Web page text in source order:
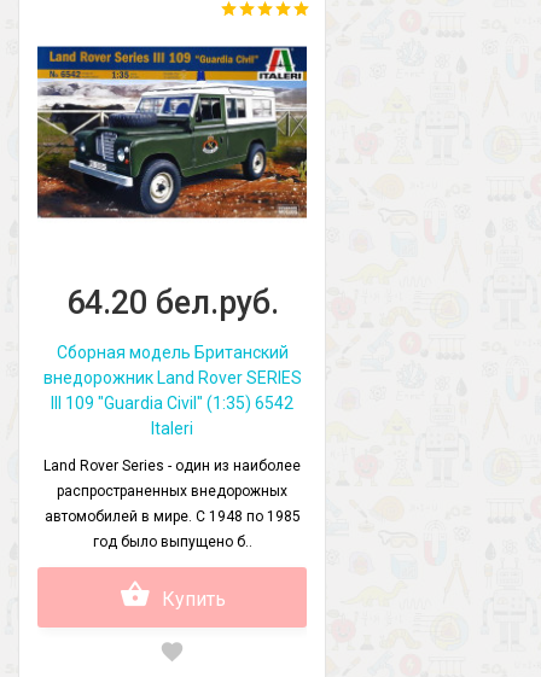
64.20 бел.руб.
Сборная модель Британский
внедорожник Land Rover SERIES
III 109 "Guardia Civil" (1:35) 6542
Italeri
Land Rover Series - один из наиболее
распространенных внедорожных
автомобилей в мире. С 1948 по 1985
год было выпущено б..
Купить